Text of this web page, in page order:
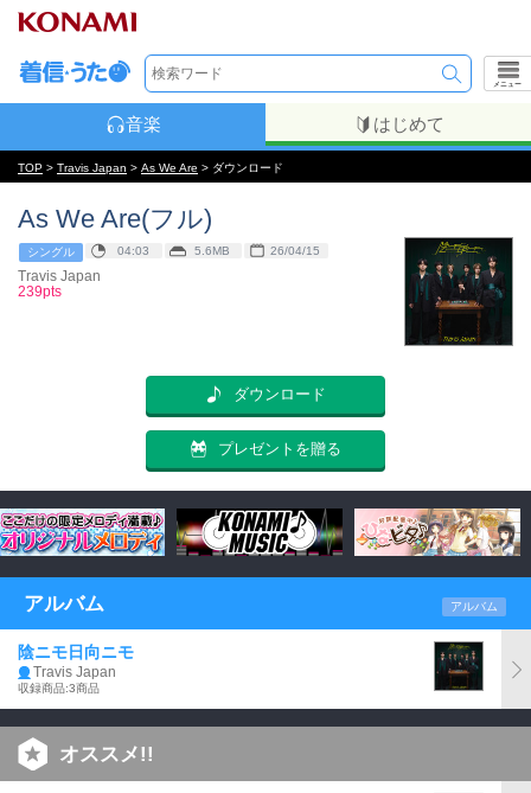
メニュー
音楽 はじめて
TOP > Travis Japan > As We Are > ダウンロード
As We Are(フル)
シングル 04:03 5.6MB 26/04/15
Travis Japan
239pts
ダウンロード
プレゼントを贈る
アルバム アルバム
陰ニモ日向ニモ
Travis Japan
収録商品:3商品
オススメ!!